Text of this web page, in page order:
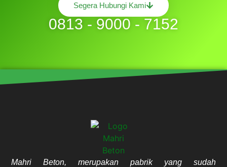
Segera Hubungi Kami
0813 - 9000 - 7152
Mahri Beton, merupakan pabrik yang sudah